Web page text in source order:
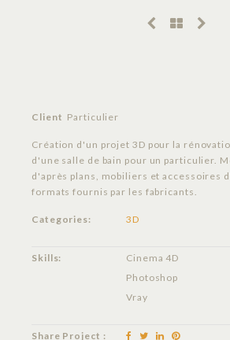
Client Particulier
Création d'un projet 3D pour la
d'une salle de bain pour un particulier.
d'après plans, mobiliers et accessoires
formats fournis par les fabricants.
Categories: 3D
Skills:
Cinema 4D
Photoshop
Vray
Share Project :